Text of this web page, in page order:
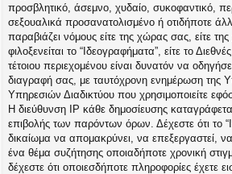
προσβλητικό, άσεμνο, χυδαίο, συκοφαντικό,
σεξουαλικά προσανατολισμένο ή οτιδήποτε
παραβιάζει νόμους είτε της χώρας σας, είτε
φιλοξενείται το “Ιδεογραφήματα”, είτε το
τέτοιου περιεχομένου είναι δυνατόν να
διαγραφή σας, με ταυτόχρονη ενημέρωση της
Υπηρεσιών Διαδικτύου που χρησιμοποιείτε
Η διεύθυνση IP κάθε δημοσίευσης
επιβολής των παρόντων όρων. Δέχεστε ότι το
δικαίωμα να απομακρύνει, να επεξεργαστεί, να
ένα θέμα συζήτησης οποιαδήποτε χρονική
δέχεστε ότι οποιεσδήποτε πληροφορίες έχετε